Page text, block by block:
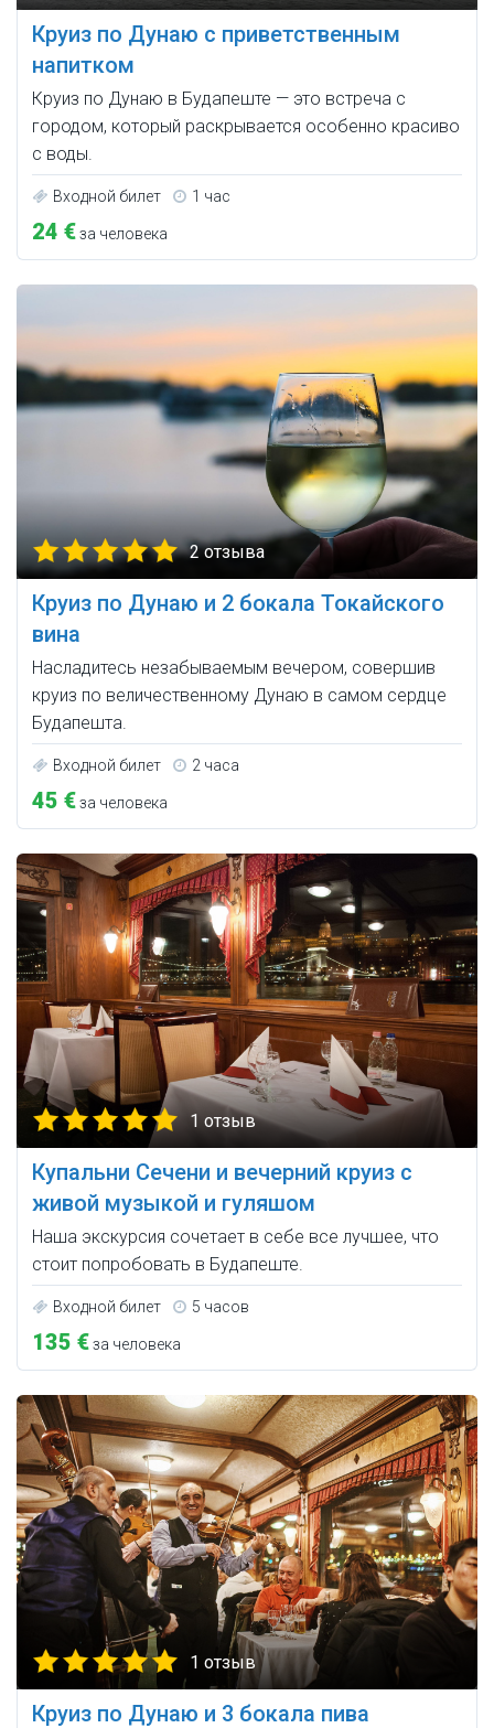
Круиз по Дунаю c приветственным
напитком
Круиз по Дунаю в Будапеште — это встреча с
городом, который раскрывается особенно красиво
с воды.
Входной билет 1 час
24 €за человека
2 отзыва
Круиз по Дунаю и 2 бокала Токайского
вина
Насладитесь незабываемым вечером, совершив
круиз по величественному Дунаю в самом сердце
Будапешта.
Входной билет 2 часа
45 €за человека
1 отзыв
Купальни Сечени и вечерний круиз с
живой музыкой и гуляшом
Наша экскурсия сочетает в себе все лучшее, что
стоит попробовать в Будапеште.
Входной билет 5 часов
135 €за человека
1 отзыв
Круиз по Дунаю и 3 бокала пива